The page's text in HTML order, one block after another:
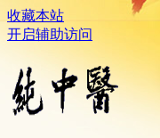
收藏本站
开启辅助访问